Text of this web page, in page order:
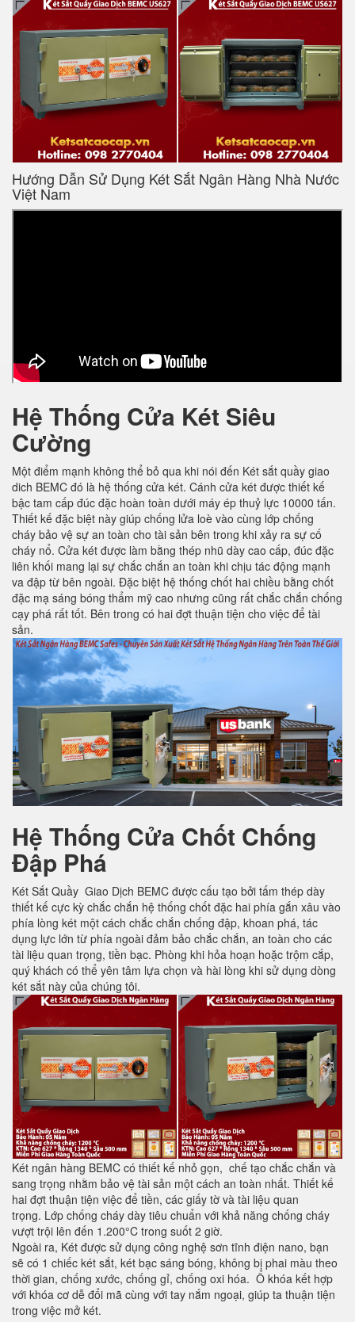
Hướng Dẫn Sử Dụng Két Sắt Ngân Hàng Nhà Nước
Việt Nam
Hệ Thống Cửa Két Siêu
Cường
Một điểm mạnh không thể bỏ qua khi nói đến Két sắt quầy giao
dich BEMC đó là hệ thống cửa két. Cánh cửa két được thiết kế
bậc tam cấp đúc đặc hoàn toàn dưới máy ép thuỷ lực 10000 tấn.
Thiết kế đặc biệt này giúp chống lửa loè vào cùng lớp chống
cháy bảo vệ sự an toàn cho tài sản bên trong khi xảy ra sự cố
cháy nổ. Cửa két được làm bằng thép nhũ dày cao cấp, đúc đặc
liên khối mang lại sự chắc chắn an toàn khi chịu tác động mạnh
va đập từ bên ngoài. Đặc biệt hệ thống chốt hai chiều bằng chốt
đặc mạ sáng bóng thẩm mỹ cao nhưng cũng rất chắc chắn chống
cạy phá rất tốt. Bên trong có hai đợt thuận tiện cho việc để tài
sản.
Hệ Thống Cửa Chốt Chống
Đập Phá
Két Sắt Quầy Giao Dịch BEMC được cấu tạo bởi tấm thép dày
thiết kế cực kỳ chắc chắn hệ thống chốt đặc hai phía gắn xâu vào
phía lòng két một cách chắc chắn chống đập, khoan phá, tác
dụng lực lớn từ phía ngoài đảm bảo chắc chắn, an toàn cho các
tài liệu quan trọng, tiền bạc. Phòng khi hỏa hoạn hoặc trộm cắp,
quý khách có thể yên tâm lựa chọn và hài lòng khi sử dụng dòng
két sắt này của chúng tôi.
Két ngân hàng BEMC có thiết kế nhỏ gọn, chế tạo chắc chắn và
sang trọng nhằm bảo vệ tài sản một cách an toàn nhất. Thiết kế
hai đợt thuận tiện việc để tiền, các giấy tờ và tài liệu quan
trọng. Lớp chống cháy dày tiêu chuẩn với khả năng chống cháy
vượt trội lên đến 1.200°C trong suốt 2 giờ.
Ngoài ra, Két được sử dụng công nghệ sơn tĩnh điện nano, bạn
sẽ có 1 chiếc két sắt, két bạc sáng bóng, không bị phai màu theo
thời gian, chống xước, chống gỉ, chống oxi hóa. Ổ khóa kết hợp
với khóa cơ dễ đổi mã cùng với tay nắm ngoại, giúp ta thuận tiện
trong việc mở két.